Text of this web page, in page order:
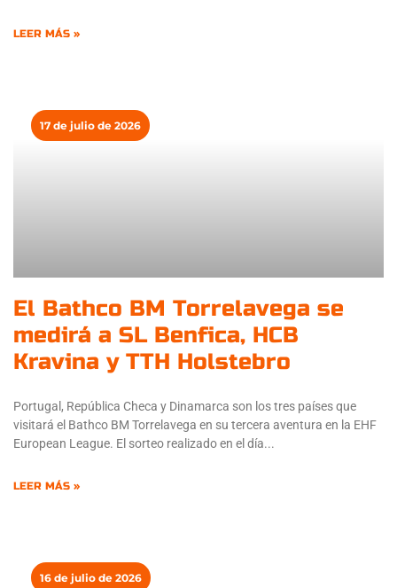
LEER MÁS »
El Bathco BM Torrelavega se
medirá a SL Benfica, HCB
Kravina y TTH Holstebro
Portugal, República Checa y Dinamarca son los tres países que
visitará el Bathco BM Torrelavega en su tercera aventura en la EHF
European League. El sorteo realizado en el día
LEER MÁS »
17 de julio de 2026
16 de julio de 2026